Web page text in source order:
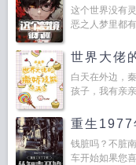
这个世界没有
恶之人梦里都
世界大佬
白天在外边，
孩子，我有亲
重生1977
钱脏吗？不脏
车开始如果您